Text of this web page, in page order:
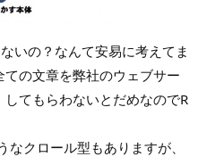
いの？なんて安易に考えてま
の文章を弊社のウェブサー
てもらわないとだめなのでR
クロール型もありますが、